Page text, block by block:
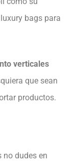
bags para
verticales
que sean
productos.
dudes en